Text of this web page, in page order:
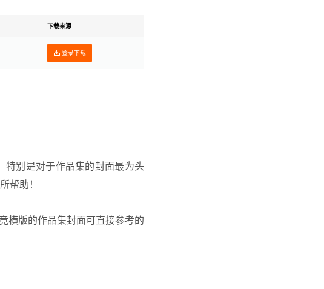
下载来源
登录下载
特别是对于作品集的封面最为头
帮助！
横版的作品集封面可直接参考的